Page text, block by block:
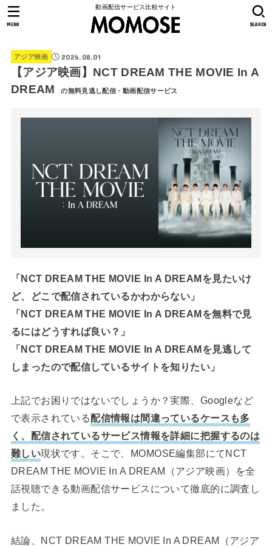
動画配信サービス比較サイト
SEARCH
MENU
アジア映画 2026.08.01
【アジア映画】NCT DREAM THE MOVIE In A
DREAM
の無料見逃し配信・動画配信サービス
「NCT DREAM THE MOVIE In A DREAMを見たいけ
ど、どこで配信されているかわからない」
「NCT DREAM THE MOVIE In A DREAMを無料で見
るにはどうすれば良い？」
「NCT DREAM THE MOVIE In A DREAMを見逃して
しまったので配信しているサイトを知りたい」
上記でお困りではないでしょうか？実際、Googleなど
で表示されている配信情報は間違っているケースも多
く、配信されているサービス情報を詳細に把握するのは
難しい現状です。そこで、MOMOSE編集部にてNCT
DREAM THE MOVIE In A DREAM（アジア映画）を全
話視聴できる動画配信サービスについて徹底的に調査し
ました。
結論、NCT DREAM THE MOVIE In A DREAM（アジア